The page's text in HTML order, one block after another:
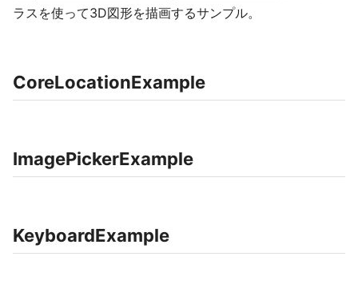
ラスを使って3D図形を描画するサンプル。
CoreLocationExample
ImagePickerExample
KeyboardExample